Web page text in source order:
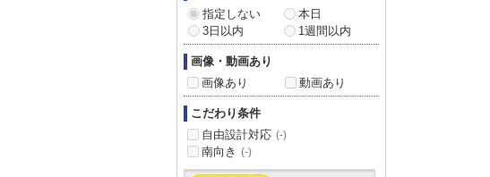
指定しない
本日
3日以内
1週間以内
画像・動画あり
画像あり
動画あり
こだわり条件
自由設計対応 (-)
南向き (-)